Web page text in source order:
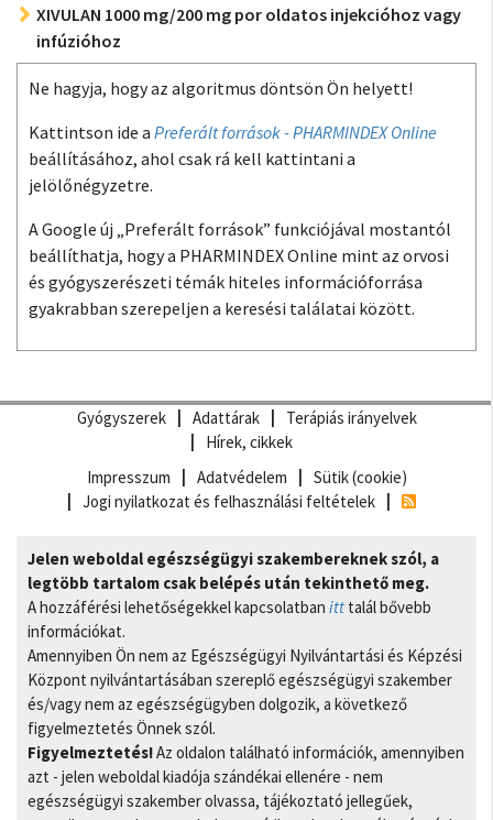
XIVULAN 1000 mg/200 mg por oldatos injekcióhoz vagy
infúzióhoz
Ne hagyja, hogy az algoritmus döntsön Ön helyett!
Kattintson ide a Preferált források - PHARMINDEX Online
beállításához, ahol csak rá kell kattintani a
jelölőnégyzetre.
A Google új „Preferált források” funkciójával mostantól
beállíthatja, hogy a PHARMINDEX Online mint az orvosi
és gyógyszerészeti témák hiteles információforrása
gyakrabban szerepeljen a keresési találatai között.
Gyógyszerek Adattárak
Terápiás irányelvek
Hírek, cikkek
Impresszum
Adatvédelem
Sütik (cookie)
Jogi nyilatkozat és felhasználási feltételek
Jelen weboldal egészségügyi szakembereknek szól, a
legtöbb tartalom csak belépés után tekinthető meg.
A hozzáférési lehetőségekkel kapcsolatban itt talál bővebb
információkat.
Amennyiben Ön nem az Egészségügyi Nyilvántartási és Képzési
Központ nyilvántartásában szereplő egészségügyi szakember
és/vagy nem az egészségügyben dolgozik, a következő
figyelmeztetés Önnek szól.
Figyelmeztetés!Az oldalon található információk, amennyiben
azt - jelen weboldal kiadója szándékai ellenére - nem
egészségügyi szakember olvassa, tájékoztató jellegűek,